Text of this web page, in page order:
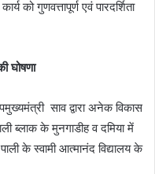
गुणवत्तापूर्ण एवं पारदर्शिता
घोषणा
साव द्वारा अनेक विकास
ब्लाक के मुनगाडीह व दमिया में
के स्वामी आत्मानंद विद्यालय के